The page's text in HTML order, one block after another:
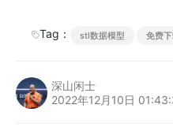
Tag： stl数据模型 免费
深山闲士
2022年12月10日